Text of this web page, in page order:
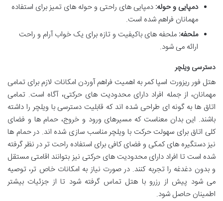
دمپایی و حوله: دمپایی های راحتی و حوله های تمیز برای استفاده
مهمانان فراهم شده است.
ملحفه: ملحفه های باکیفیت و تازه برای یک خواب آرام و راحت
ارائه می شود.
دسترسی ویلچر
هتل فور ریزورت اسپا کمر به اهمیت فراهم آوردن امکانات لازم برای تمامی
مهمانان، از جمله افراد دارای محدودیت های حرکتی، آگاه است. تمامی
اتاق ها به گونه ای طراحی شده اند که قابلیت دسترسی با ویلچر را داشته
باشند. این بدان معناست که مسیرهای ورود و خروج، حمام ها و فضای
کلی اتاق برای سهولت حرکت با ویلچر مناسب سازی شده اند. در حمام ها
نیز دستگیره های کمکی و فضای کافی برای استفاده راحت تر در نظر گرفته
شده است تا افراد دارای محدودیت های حرکتی نیز بتوانند اقامتی مستقل
و بدون دغدغه را تجربه کنند. در صورت نیاز به امکانات خاص تر، توصیه
می شود پیش از رزرو با هتل تماس گرفته شود تا از جزئیات بیشتر
اطمینان حاصل شود.